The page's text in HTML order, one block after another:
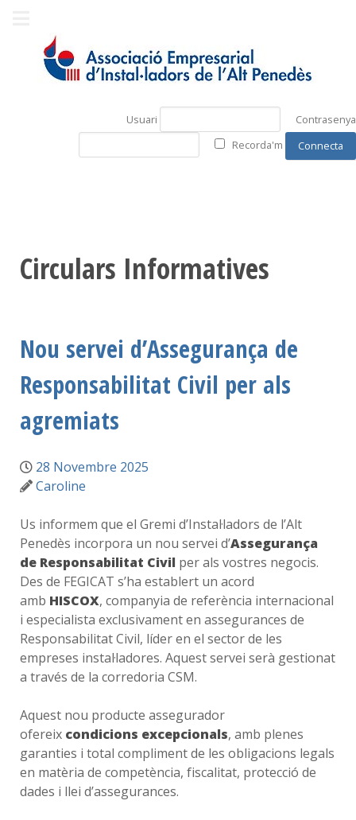
Usuari
Contrasenya
Recorda'm
Circulars Informatives
Nou servei d’Assegurança de
Responsabilitat Civil per als
agremiats
28 Novembre 2025
Caroline
Us informem que el Gremi d’Instal·ladors de l’Alt
Penedès incorpora un nou servei d’Assegurança
de Responsabilitat Civil per als vostres negocis.
Des de FEGICAT s’ha establert un acord
amb HISCOX, companyia de referència internacional
i especialista exclusivament en assegurances de
Responsabilitat Civil, líder en el sector de les
empreses instal·ladores. Aquest servei serà gestionat
a través de la corredoria CSM.
Aquest nou producte assegurador
ofereix condicions excepcionals, amb plenes
garanties i total compliment de les obligacions legals
en matèria de competència, fiscalitat, protecció de
dades i llei d’assegurances.